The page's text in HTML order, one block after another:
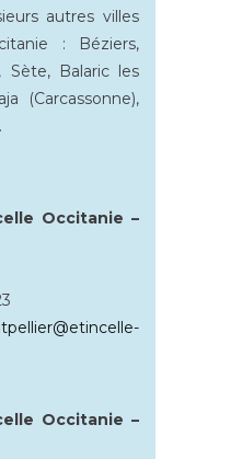
autres villes
: Béziers,
Sète, Balaric les
(Carcassonne),
Occitanie –
Occitanie –